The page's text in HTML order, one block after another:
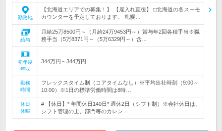
勤務地
【北海道エリアでの募集！】 【雇入れ直後】 □北海道の各スーモ
カウンターを予定しております。 札幌…
給与
月給25万8500円～（月給24万9453円～）賞与年2回各種手当※職
務手当（5万8371円～（5万6329円～）含…
初年度
年収
344万円～344万円
勤務
時間
フレックスタイム制（コアタイムなし）※平均出社時刻（9:00～
10:00）※1日の標準労働時間は8時…
休日
休暇
# 【休日】* 年間休日140日* 週休2日（シフト制）※会社休日は、
シフト管理の上、部門毎のカレン…